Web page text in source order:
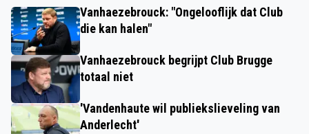
Vanhaezebrouck: "Ongelooflijk dat Club
die kan halen"
Vanhaezebrouck begrijpt Club Brugge
totaal niet
'Vandenhaute wil publiekslieveling van
Anderlecht'